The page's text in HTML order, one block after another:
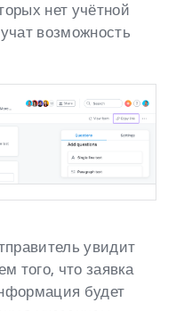
нет учётной
возможность
увидит
того, что заявка
будет